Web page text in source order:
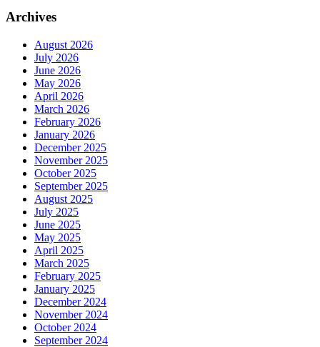
Archives
August 2026
July 2026
June 2026
May 2026
April 2026
March 2026
February 2026
January 2026
December 2025
November 2025
October 2025
September 2025
August 2025
July 2025
June 2025
May 2025
April 2025
March 2025
February 2025
January 2025
December 2024
November 2024
October 2024
September 2024